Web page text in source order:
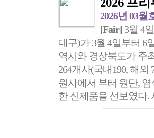
2026 프
2026년 03월
[Fair] 3월 4
대구)가 3월 4일부터 6
역시와 경상북도가 주
264개사(국내190, 해외
원사에서 부터 원단,
한 신제품을 선보였다.